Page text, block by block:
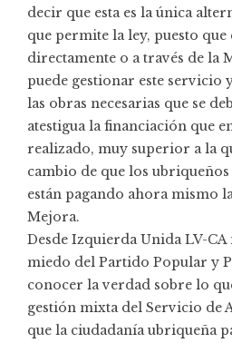
decir que esta es la única
que permite la ley, puesto
directamente o a través de la
puede gestionar este servicio
las obras necesarias que se
atestigua la financiación que
realizado, muy superior a la
cambio de que los
están pagando ahora mismo
Mejora.
Desde Izquierda Unida LV-
miedo del Partido Popular y
conocer la verdad sobre lo
gestión mixta del Servicio de
que la ciudadanía ubriqueña